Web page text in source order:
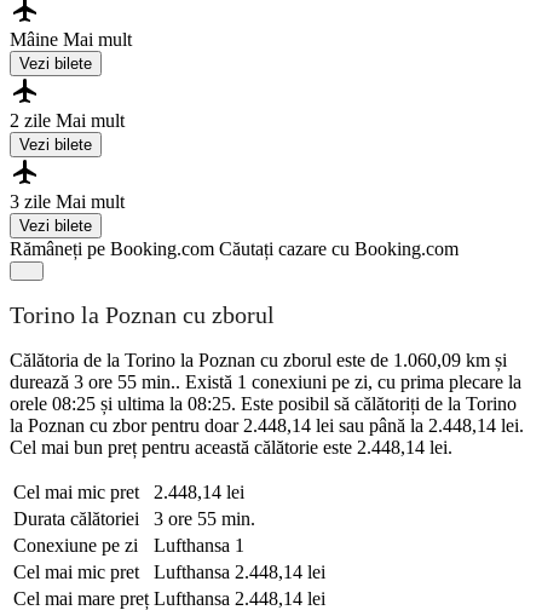
Mâine Mai mult
Vezi bilete
2 zile Mai mult
Vezi bilete
3 zile Mai mult
Vezi bilete
Rămâneți pe Booking.com Căutați cazare cu Booking.com
Torino la Poznan cu zborul
Călătoria de la Torino la Poznan cu zborul este de 1.060,09 km și
durează 3 ore 55 min.. Există 1 conexiuni pe zi, cu prima plecare la
orele 08:25 și ultima la 08:25. Este posibil să călătoriți de la Torino
la Poznan cu zbor pentru doar 2.448,14 lei sau până la 2.448,14 lei.
Cel mai bun preț pentru această călătorie este 2.448,14 lei.
Cel mai mic pret
2.448,14 lei
Durata călătoriei
3 ore 55 min.
Conexiune pe zi
Lufthansa 1
Cel mai mic pret
Lufthansa 2.448,14 lei
Cel mai mare preț Lufthansa 2.448,14 lei